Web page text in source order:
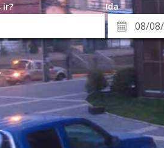
ir? Ida
*
Fecha
de
Ida